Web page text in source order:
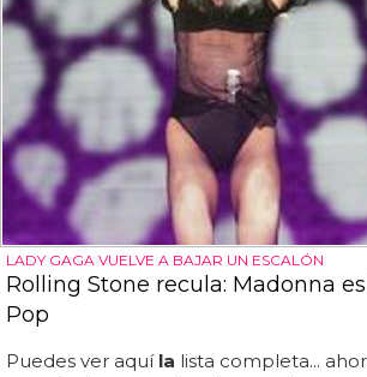
LADY GAGA VUELVE A BAJAR UN ESCALÓN
Rolling Stone recula: Madonna
Pop
Puedes ver aquí la lista completa...